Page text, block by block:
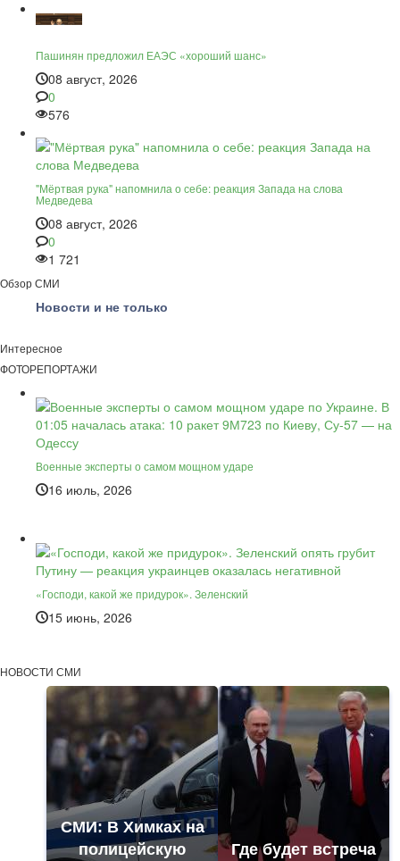
Пашинян предложил ЕАЭС «хороший шанс»
08 август, 2026
0
576
"Мёртвая рука" напомнила о себе: реакция Запада на слова
Медведева
08 август, 2026
0
1 721
Обзор СМИ
Новости и не только
Интересное
ФОТОРЕПОРТАЖИ
Военные эксперты о самом мощном ударе
16 июль, 2026
«Господи, какой же придурок». Зеленский
15 июнь, 2026
НОВОСТИ СМИ
СМИ: В Химках на
полицейскую
Где будет встреча